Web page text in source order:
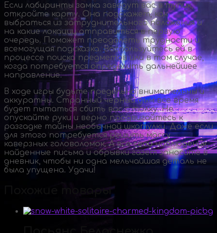
Если лабиринты замка заведут вас в тупик,
откройте карту. Она подскажет, как
выбраться из затруднительного положения и
на какие локации отправиться в первую
очередь. Поможет преодолеть трудности и
всемогущая подсказка. Воспользуйтесь ей в
процессе поиска предметов или в том случае,
когда потребуется определить дальнейшее
направление.
В ходе игры будьте предельно внимательны и
аккуратны. Странный черный дым все время
будет пытаться сбить вас с толку. Не
опускайте руки и верно продвигайтесь к
разгадке тайны необычной шкатулки. Даже если
для этого потребуется решить массу
каверзных головоломок. А все свои наблюдения,
найденные письма и обрывки газет заносите в
дневник, чтобы ни одна мельчайшая деталь не
была упущена. Удачи!
Похожие товары